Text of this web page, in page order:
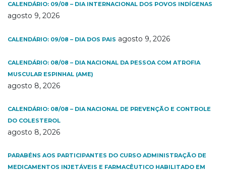
CALENDÁRIO: 09/08 – DIA INTERNACIONAL DOS POVOS INDÍGENAS
agosto 9, 2026
CALENDÁRIO: 09/08 – DIA DOS PAIS agosto 9, 2026
CALENDÁRIO: 08/08 – DIA NACIONAL DA PESSOA COM ATROFIA
MUSCULAR ESPINHAL (AME)
agosto 8, 2026
CALENDÁRIO: 08/08 – DIA NACIONAL DE PREVENÇÃO E CONTROLE
DO COLESTEROL
agosto 8, 2026
PARABÉNS AOS PARTICIPANTES DO CURSO ADMINISTRAÇÃO DE
MEDICAMENTOS INJETÁVEIS E FARMACÊUTICO HABILITADO EM